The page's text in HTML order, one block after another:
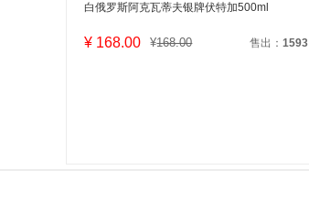
白俄罗斯阿克瓦蒂夫银牌伏特加500ml
¥ 168.00 ¥168.00 售出：1593